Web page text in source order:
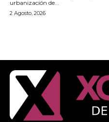
urbanización de...
2 Agosto, 2026